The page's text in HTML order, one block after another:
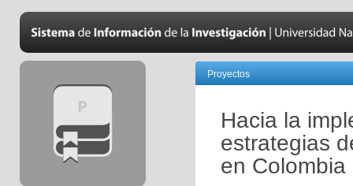
Proyectos
Hacia la
estrategias
en Colombia